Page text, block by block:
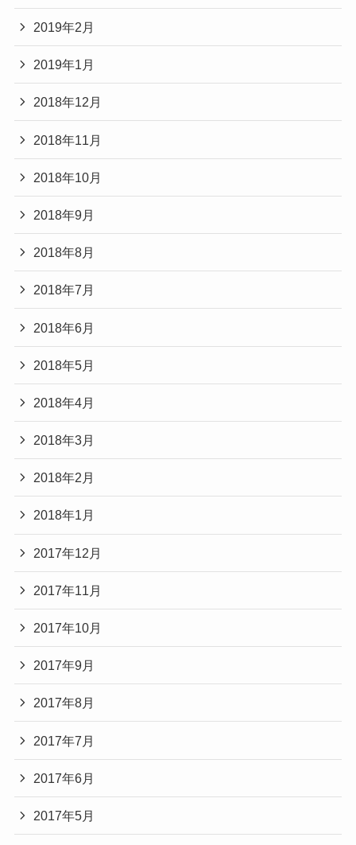
2019年2月
2019年1月
2018年12月
2018年11月
2018年10月
2018年9月
2018年8月
2018年7月
2018年6月
2018年5月
2018年4月
2018年3月
2018年2月
2018年1月
2017年12月
2017年11月
2017年10月
2017年9月
2017年8月
2017年7月
2017年6月
2017年5月